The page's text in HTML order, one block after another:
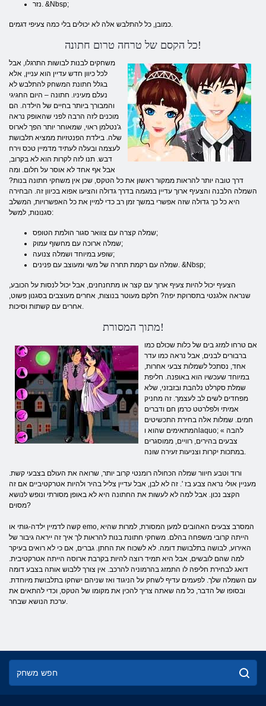
נזר. &Nbsp;
כמובן, כל להתלבש אלה לא יכולים בלי כמה צעיפי דגמים.
כל הקסם של טרחה טרום חתונה!
משחקים לבנות לבושות התרגלו, אבל
לכל כיוון חדש עדיין הוא עניין, אלא
בגלל חתונת המשחק להתלבש לא
נעלם מעיניו. חתונה – היום החגיגי
והמבורך ביותר בחיים של הילדה. הם
מוכנים לזה הרבה לפני שהאופק נראה
ג'נטלמן ראוי, שמאוחר יותר הפך לארוס
שלה. בילדת הפנטזיות ממציא תלבושת
לעצמה ובעלה לעתיד מדמיין טכס וירח
דבש. תנו לזה לקרות הוא לא בקרוב,
אבל אף אחד לא אוסר על חלום. ומה
דרך טובה יותר להראות ממקור ראשון את כל הטקס, שכן אין משחקי חתונה בנות?
השמלה הלבנה והצעיף ארוך עדיין במגמה בדרך גדולה והציעו אפוא בכיוון זה. הבחירה
היא כל כך גדולה שזה אפשרי במשך זמן רב כדי למיין את כל האפשרויות, המשלב
סגנונות, למשל:
שמלה קצרה עם צוואר סגור הולמת הטופס;
שמלה ארוכה עם מחשוף עמוק;
שופע במיוחד ושמלה צנועה;
שמלה עם רקמת תחרה של משי ומעוצב עם פנינים. &Nbsp;
הצעיף יכול להיות צעיף ארוך עם קצר או מתחנחנים, אבל יכול לנסות על הכובע,
שנראה אלגנטי בתסרוקת יפה? חלקם מעוטר בנוצות, אחרים מעוצבים בסגנון פשוט,
אחרים עם קשתות וסיכות.
מתוך המסורת!
אם טרחו למזג בים של כלות שכולם כמו
ברבורים לבנים, אבל נראה כמו עדר
אחד, נסתכל לשמלות צבעי אחרות,
במיוחד שעכשיו הוא באופנה. חליפת
שמלת סקרלט נלהבת ובזבזני, שלא
מפחדים לשים לב לעצמך. זה מחניק
אמיתי ולפלרטט כרמן חם ודברים
חמים. שמלות אלה בחירת התכשיטים
המתאימים שהוא וlaquo; להבה »
צבעים בהירים, רוויים, ממוסגרים
במתכות יקרות וצניעות זעירה שונה.
ורוד וטבע חיוור שמלה הכחולה רומנטי קרוב יותר, שרואה את העולם בצבעי קשת.
מעניין אולי נראה צבע בז '. זה לא לבן, אבל עדיין צליל בהיר ולהיות אטרקטיביים אם זה
הקצב נכון. אבל למה לא לעשות את החתונה היא לא באופן מסורתי ונופש לנושא
מסוים?
קשה לדמיין ילדה-גותי או emo, המסרב צבעים האהובים למען המסורת, למרות שהיא
הייתה קרובי משפחה בהלם. משחקי חתונת בנות להראות לך איך זה ייראה גיבור של
האירוע, לבושה בתלבושת דומה. לא לשכוח את החתן. גברים, אם כי לא רואים בעיקר
למה שהם לובשים, אבל היא תמיד רוצה להיות בקרבת ארוסה הייתה אטרקטיבית.
דואג לבחירת חליפה לו התמזג בהרמוניה להרכב. אין צורך ללבוש אותה בצבע דומה
עם השמלה שלך. לפעמים עדיף לשחק על הניגוד ואז שניהם ישחקו בתלבושת מיוחדת.
ובסופו של הדבר, כל מה שאתה צריך להכין את מקומו של הטקס, וכדי להתאים את
ערכת הנושא שבחר.